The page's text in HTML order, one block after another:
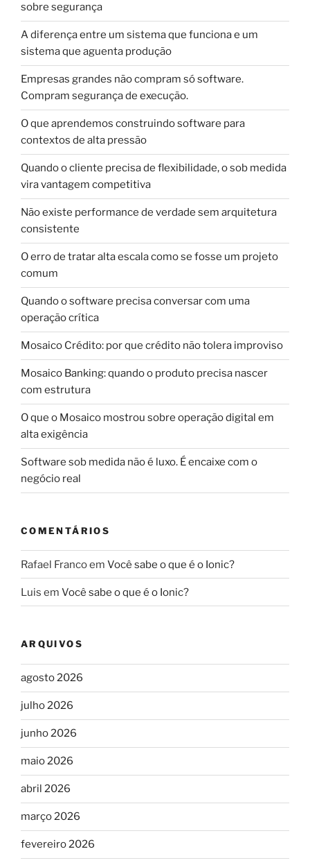
sobre segurança
A diferença entre um sistema que funciona e um
sistema que aguenta produção
Empresas grandes não compram só software.
Compram segurança de execução.
O que aprendemos construindo software para
contextos de alta pressão
Quando o cliente precisa de flexibilidade, o sob medida
vira vantagem competitiva
Não existe performance de verdade sem arquitetura
consistente
O erro de tratar alta escala como se fosse um projeto
comum
Quando o software precisa conversar com uma
operação crítica
Mosaico Crédito: por que crédito não tolera improviso
Mosaico Banking: quando o produto precisa nascer
com estrutura
O que o Mosaico mostrou sobre operação digital em
alta exigência
Software sob medida não é luxo. É encaixe com o
negócio real
COMENTÁRIOS
Rafael Francoem Você sabe o que é o Ionic?
Luis em Você sabe o que é o Ionic?
ARQUIVOS
agosto 2026
julho 2026
junho 2026
maio 2026
abril 2026
março 2026
fevereiro 2026